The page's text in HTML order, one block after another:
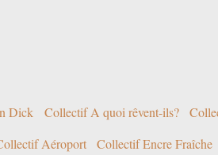
Dick Collectif A quoi rêvent-ils?
Aéroport
Collectif Encre Fraîche